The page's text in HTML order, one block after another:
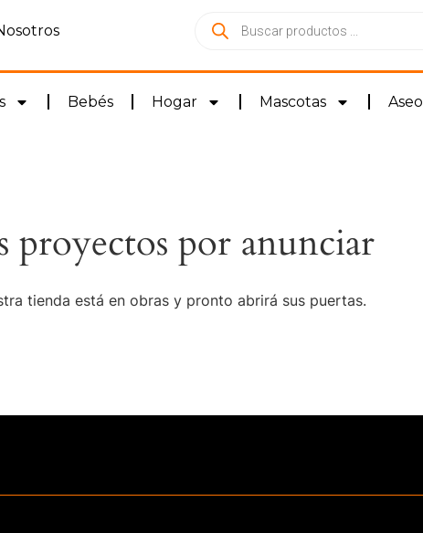
Bebés Hogar Mascotas Aseo
proyectos por anunciar
tienda está en obras y pronto abrirá sus puertas.